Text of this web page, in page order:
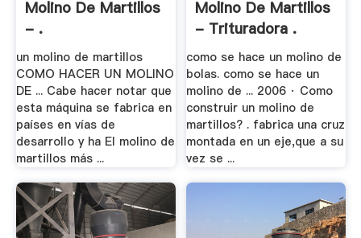
Molino De Martillos
- .
un molino de martillos
COMO HACER UN MOLINO
DE ... Cabe hacer notar que
esta máquina se fabrica en
países en vías de
desarrollo y ha El molino de
martillos más ...
Molino De Martillos
- Trituradora .
como se hace un molino de
bolas. como se hace un
molino de ... 2006 · Como
construir un molino de
martillos? . fabrica una cruz
montada en un eje,que a su
vez se ...